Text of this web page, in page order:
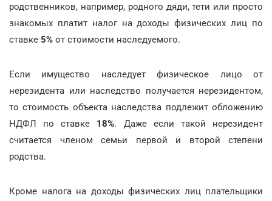
родственников, например, родного дяди, тети или просто
знакомых платит налог на доходы физических лиц по
ставке 5% от стоимости наследуемого.
Если имущество наследует физическое лицо от
нерезидента или наследство получается нерезидентом,
то стоимость объекта наследства подлежит обложению
НДФЛ по ставке 18%. Даже если такой нерезидент
считается членом семьи первой и второй степени
родства.
Кроме налога на доходы физических лиц плательщики